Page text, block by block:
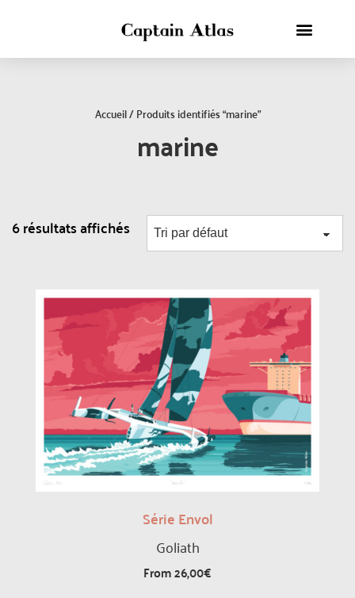
Accueil/ Produits identifiés “marine”
marine
6 résultats affichés
Série Envol
Goliath
From26,00€